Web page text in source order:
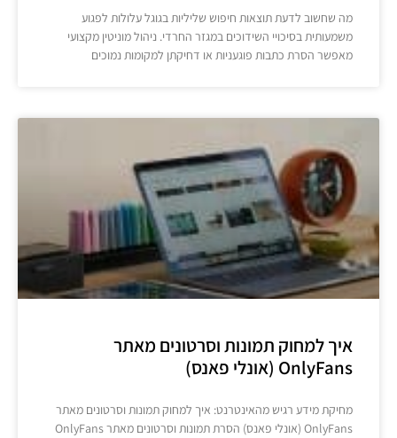
מה שחשוב לדעת תוצאות חיפוש שליליות בגוגל עלולות לפגוע
משמעותית בסיכויי השידוכים במגזר החרדי. ניהול מוניטין מקצועי
מאפשר הסרת כתבות פוגעניות או דחיקתן למקומות נמוכים
איך למחוק תמונות וסרטונים מאתר
OnlyFans (אונלי פאנס)
מחיקת מידע רגיש מהאינטרנט: איך למחוק תמונות וסרטונים מאתר
OnlyFans (אונלי פאנס) הסרת תמונות וסרטונים מאתר OnlyFans